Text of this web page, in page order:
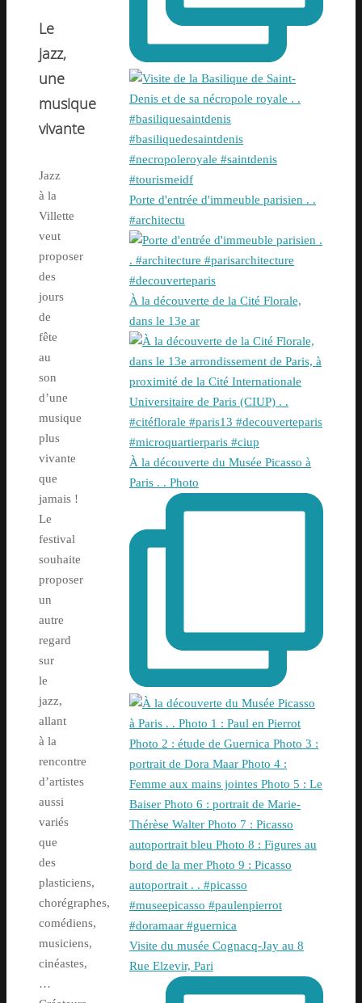
Le
jazz,
une
musique
vivante
Jazz
à la
Villette
veut
proposer
des
jours
de
fête
au
son
d’une
musique
plus
vivante
que
jamais !
Le
festival
souhaite
proposer
un
autre
regard
sur
le
jazz,
allant
à la
rencontre
d’artistes
aussi
variés
que
des
plasticiens,
chorégraphes,
comédiens,
musiciens,
cinéastes,
…
Porte d'entrée d'immeuble parisien . .
#architectu
À la découverte de la Cité Florale,
dans le 13e ar
À la découverte du Musée Picasso à
Paris . . Photo
Visite du musée Cognacq-Jay au 8
Rue Elzevir, Pari